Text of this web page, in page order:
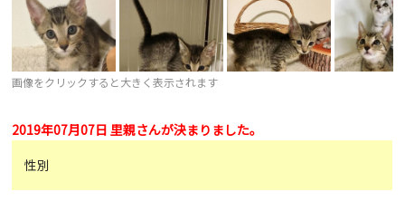
画像をクリックすると大きく表示されます
2019年07月07日 里親さんが決まりました。
性別